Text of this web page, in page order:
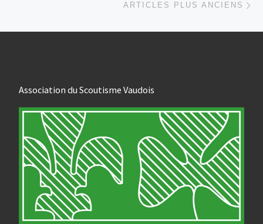
ARTICLES PLUS ANCIENS
Association du Scoutisme Vaudois